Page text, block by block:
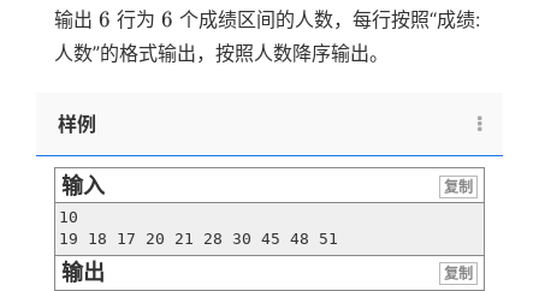
输出 6
6 行为 6
6 个成绩区间的人数，每行按照“成绩:
人数”的格式输出，按照人数降序输出。
样例
输入
复制
10
19 18 17 20 21 28 30 45 48 51
输出
复制